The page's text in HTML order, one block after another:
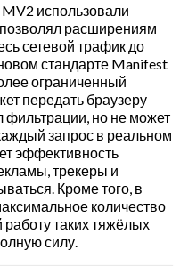
использовали
расширениям
сетевой трафик до
стандарте Manifest
ограниченный
передать браузеру
но не может
запрос в реальном
эффективность
трекеры и
Кроме того, в
количество
таких тяжёлых
силу.